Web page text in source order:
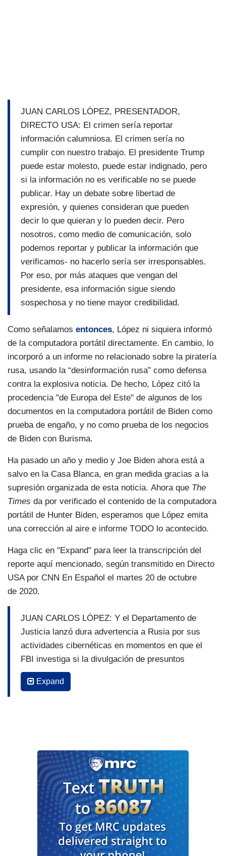
JUAN CARLOS LÓPEZ, PRESENTADOR,
DIRECTO USA: El crimen sería reportar
información calumniosa. El crimen sería no
cumplir con nuestro trabajo. El presidente Trump
puede estar molesto, puede estar indignado, pero
si la información no es verificable no se puede
publicar. Hay un debate sobre libertad de
expresión, y quienes consideran que pueden
decir lo que quieran y lo pueden decir. Pero
nosotros, como medio de comunicación, solo
podemos reportar y publicar la información que
verificamos- no hacerlo sería ser irresponsables.
Por eso, por más ataques que vengan del
presidente, esa información sigue siendo
sospechosa y no tiene mayor credibilidad.
Como señalamos entonces, López ni siquiera informó
de la computadora portátil directamente. En cambio, lo
incorporó a un informe no relacionado sobre la piratería
rusa, usando la “desinformación rusa” como defensa
contra la explosiva noticia. De hecho, López citó la
procedencia "de Europa del Este" de algunos de los
documentos en la computadora portátil de Biden como
prueba de engaño, y no como prueba de los negocios
de Biden con Burisma.
Ha pasado un año y medio y Joe Biden ahora está a
salvo en la Casa Blanca, en gran medida gracias a la
supresión organizada de esta noticia. Ahora que The
Times da por verificado el contenido de la computadora
portátil de Hunter Biden, esperamos que López emita
una corrección al aire e informe TODO lo acontecido.
Haga clic en "Expand" para leer la transcripción del
reporte aquí mencionado, según transmitido en Directo
USA por CNN En Español el martes 20 de octubre
de 2020.
JUAN CARLOS LÓPEZ: Y el Departamento de
Justicia lanzó dura advertencia a Rusia por sus
actividades cibernéticas en momentos en que el
FBI investiga si la divulgación de presuntos
correos electrónicos del hijo del ex
vicepresidente Joe Biden es parte de una
Departamento de Justicia. Son funcionarios tanto
del Departamento de Justicia como una de sus
dependencias, el FBI. La policía del gobierno
federal anunciaban la presentación de cargos
contra 6 integrantes de la inteligencia militar
rusa, conocida por sus siglas como el GRU. ¿De
qué los acusan? Los acusan de estar detrás de
ataques cibernéticos contra intereses de otros
Expand